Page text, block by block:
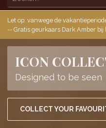
Let op: vanwege de
-- Gratis geurkaars Dark Amber
ICON
Designed to be seen
COLLECT YOUR